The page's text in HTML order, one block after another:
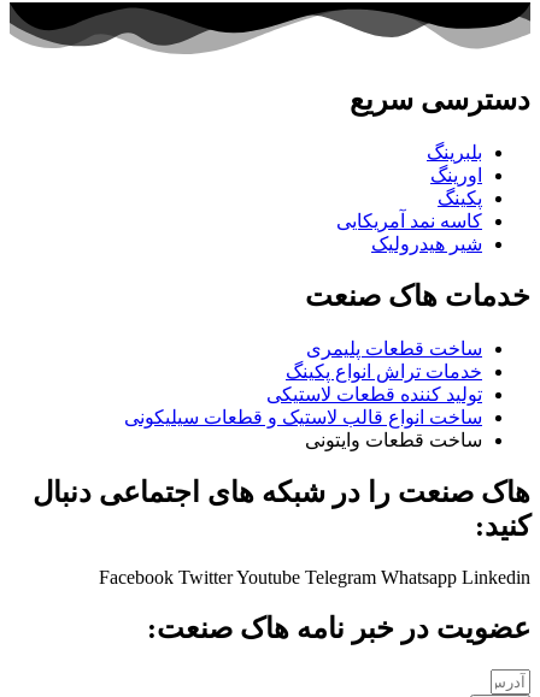
دسترسی سریع
بلبرینگ
اورینگ
پکینگ
کاسه نمد آمریکایی
شیر هیدرولیک
خدمات هاک صنعت
ساخت قطعات پلیمری
خدمات تراش انواع پکینگ
تولید کننده قطعات لاستیکی
ساخت انواع قالب لاستیک و قطعات سیلیکونی
ساخت قطعات وایتونی
هاک صنعت را در شبکه های اجتماعی دنبال
کنید:
Facebook TwitterYoutube Telegram Whatsapp Linkedin
عضویت در خبر نامه هاک صنعت: